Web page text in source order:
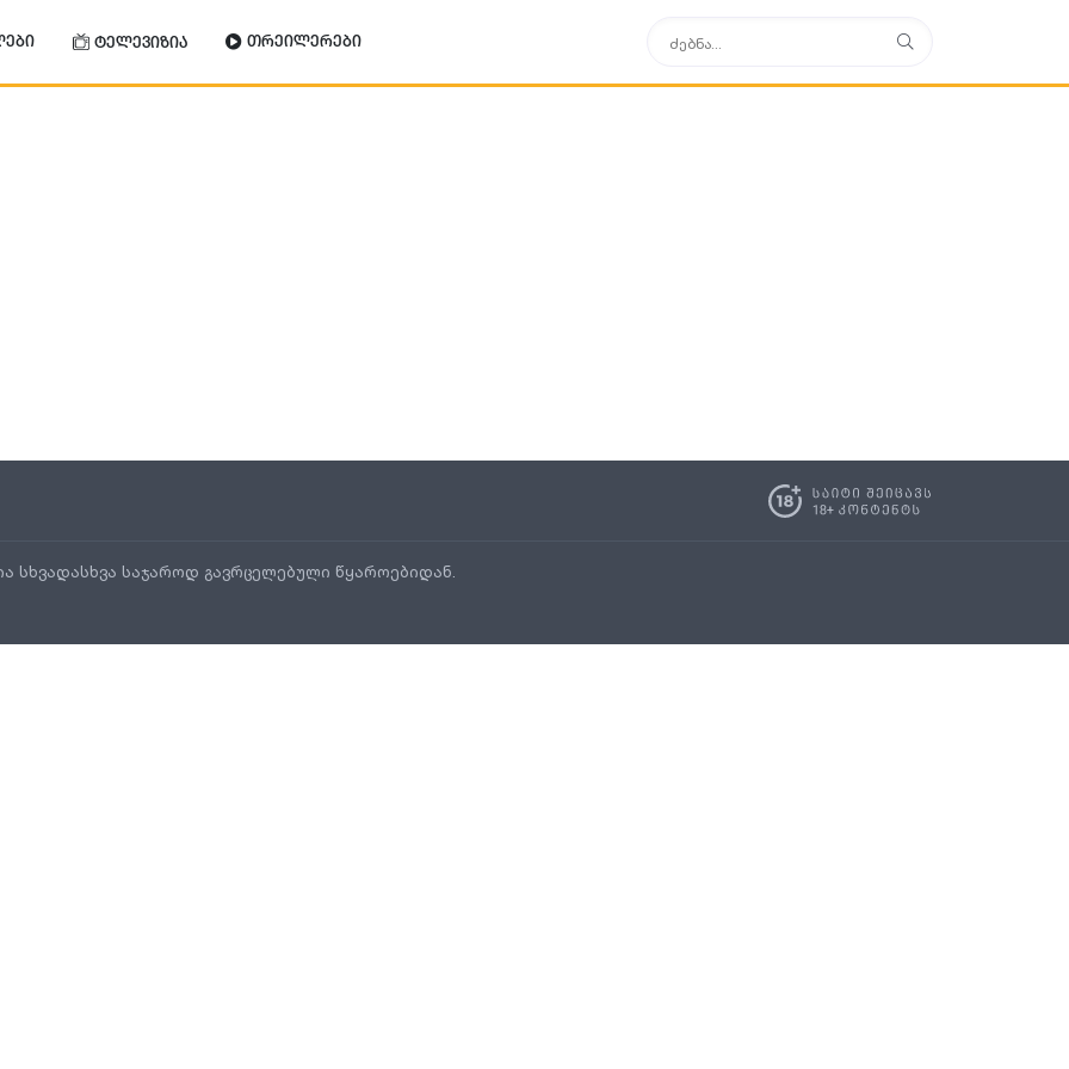
ტელევიზია თრეილერები
სხვადასხვა საჯაროდ გავრცელებული წყაროებიდან.